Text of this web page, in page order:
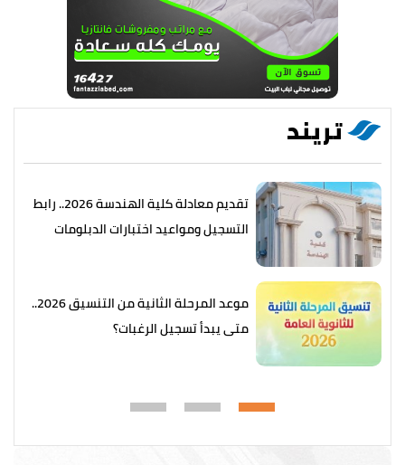
تريند
تقديم معادلة كلية الهندسة 2026.. رابط
التسجيل ومواعيد اختبارات الدبلومات
موعد المرحلة الثانية من التنسيق 2026..
متى يبدأ تسجيل الرغبات؟